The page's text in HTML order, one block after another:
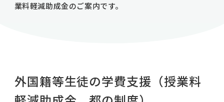
私学財団について
業料軽減助成金のご案内です。
外国籍等生徒の学費支援（授業料